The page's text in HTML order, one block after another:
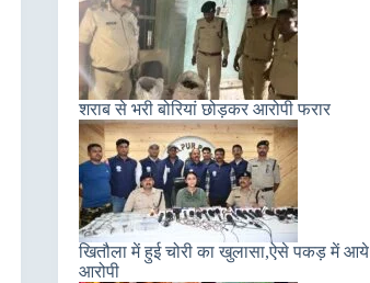
शराब से भरी बोरियां छोड़कर आरोपी फरार
खितौला में हुई चोरी का खुलासा,ऐसे पकड़ में आये
आरोपी